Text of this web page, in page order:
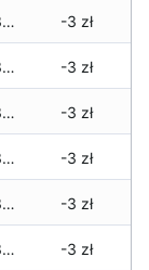
14,355 zł -3 zł
14,355 zł -3 zł
14,355 zł -3 zł
14,355 zł -3 zł
14,355 zł -3 zł
14,355 zł -3 zł